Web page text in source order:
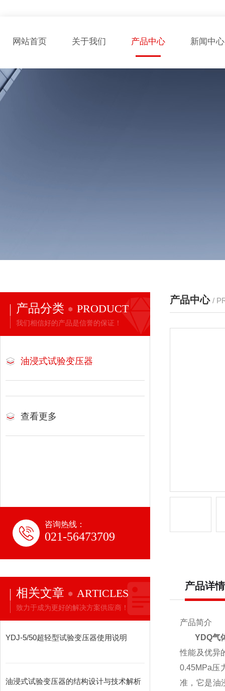
网站首页 关于我们 产品中心 新闻中心
产品分类 PRODUCT
我们相信好的产品是信誉的保证！
油浸式试验变压器
查看更多
咨询热线：
021-56473709
相关文章 ARTICLES
致力于成为更好的解决方案供应商！
YDJ-5/50超轻型试验变压器使用说明
油浸式试验变压器的结构设计与技术解析
产品中心 /
产品详情
产品简介
YDQ气
性能及优异
0.45MPa压
准，它是油